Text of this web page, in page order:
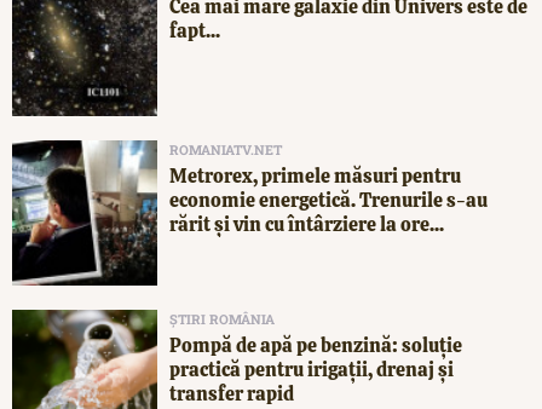
Cea mai mare galaxie din Univers este de
fapt...
ROMANIATV.NET
Metrorex, primele măsuri pentru
economie energetică. Trenurile s-au
rărit și vin cu întârziere la ore...
ȘTIRI ROMÂNIA
Pompă de apă pe benzină: soluție
practică pentru irigații, drenaj și
transfer rapid